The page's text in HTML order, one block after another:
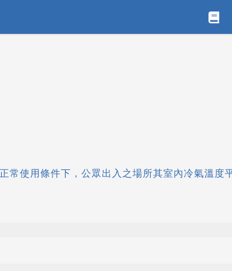
常使用條件下，公眾出入之場所其室內冷氣溫度